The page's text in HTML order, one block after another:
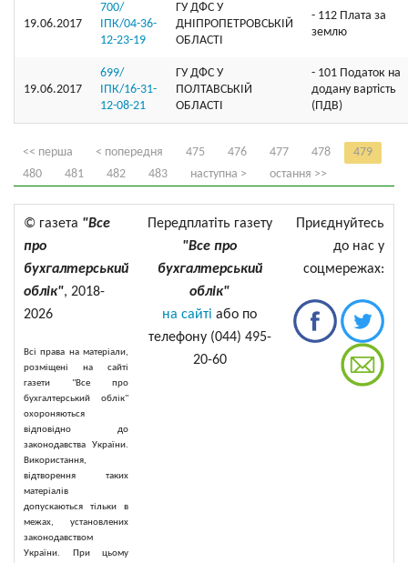
19.06.2017
700/
ІПК/04-36-
12-23-19
ГУ ДФС У
ДНIПРОПЕТРОВСЬКIЙ
ОБЛАСТI
- 112 Плата за
землю
19.06.2017
699/
ІПК/16-31-
12-08-21
ГУ ДФС У
ПОЛТАВСЬКIЙ
ОБЛАСТI
- 101 Податок на
додану вартість
(ПДВ)
<< перша < попередня 475 476 477 478
479
480
481 482 483 наступна > остання >>
© газета "Все
про
бухгалтерський
облік", 2018-
2026
Всі права на матеріали,
розміщені на сайті
газети "Все про
бухгалтерський облік"
охороняються
відповідно до
законодавства України.
Використання,
відтворення таких
матеріалів
допускаються тільки в
межах, установлених
законодавством
України. При цьому
Передплатіть газету
"Все про
бухгалтерський
облік"
на сайті або по
телефону (044) 495-
20-60
Приєднуйтесь
до нас у
соцмережах: